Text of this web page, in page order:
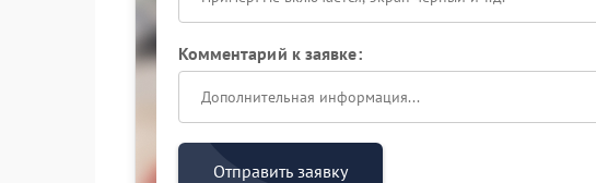
Комментарий к заявке:
Отправить заявку